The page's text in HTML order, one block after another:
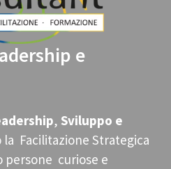
e
, Sviluppo e
la Facilitazione Strategica
persone curiose e